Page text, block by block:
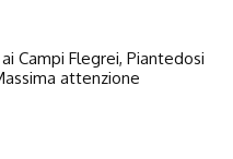
Campi Flegrei, Piantedosi
attenzione